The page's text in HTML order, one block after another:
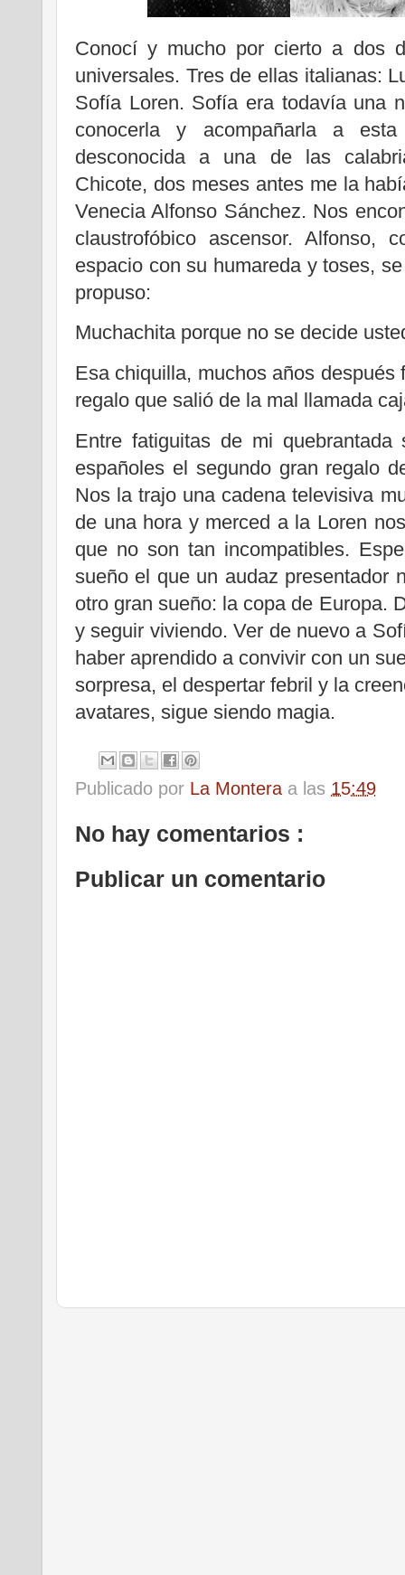
Conocí y mucho por cierto a dos
universales. Tres de ellas italianas:
Sofía Loren. Sofía era todavía una
conocerla y acompañarla a
desconocida a una de las
Chicote, dos meses antes me la
Venecia Alfonso Sánchez. Nos
claustrofóbico ascensor. Alfonso,
espacio con su humareda y toses,
propuso:
Muchachita porque no se decide
Esa chiquilla, muchos años
regalo que salió de la mal llamada
Entre fatiguitas de mi
españoles el segundo gran regalo
Nos la trajo una cadena televisiva
de una hora y merced a la Loren
que no son tan incompatibles.
sueño el que un audaz presentador
otro gran sueño: la copa de Europa.
y seguir viviendo. Ver de nuevo a
haber aprendido a convivir con un
sorpresa, el despertar febril y la
avatares, sigue siendo magia.
Publicado por La Montera a las 15:49
No hay comentarios :
Publicar un comentario